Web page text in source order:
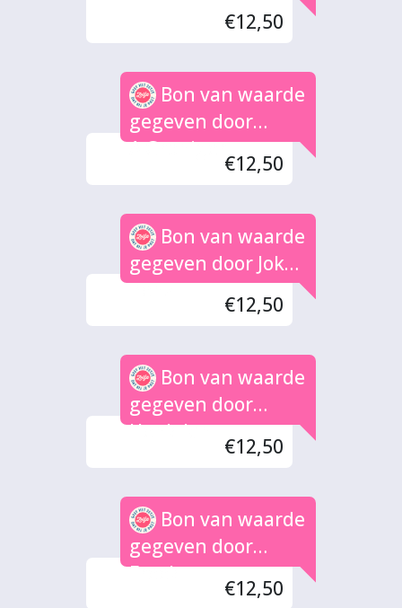
€12,50
Bon van waarde
gegeven door
A.Groniger
€12,50
Bon van waarde
gegeven door Joke
Benz
€12,50
Bon van waarde
gegeven door
Henk-Jan
€12,50
Bon van waarde
gegeven door
Freek
€12,50